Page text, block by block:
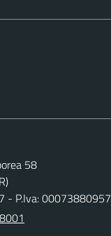
58
- P.Iva: 00073880957